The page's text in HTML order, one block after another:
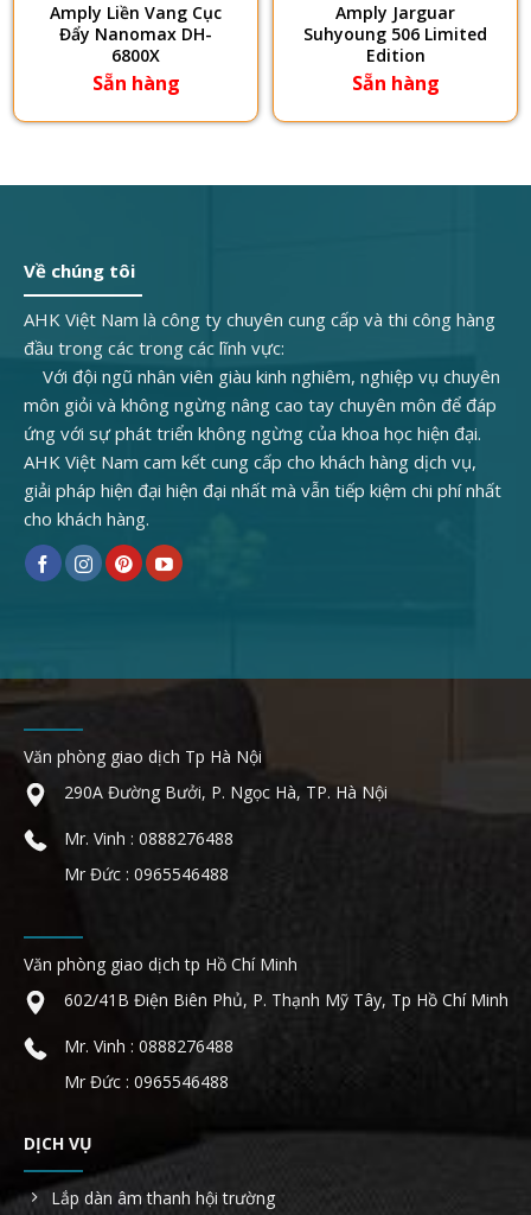
Amply Liền Vang Cục
Đẩy Nanomax DH-
6800X
Sẵn hàng
Amply Jarguar
Suhyoung 506 Limited
Edition
Sẵn hàng
Về chúng tôi
AHK Việt Nam là công ty chuyên cung cấp và thi công hàng
đầu trong các trong các lĩnh vực:
Với đội ngũ nhân viên giàu kinh nghiêm, nghiệp vụ chuyên
môn giỏi và không ngừng nâng cao tay chuyên môn để đáp
ứng với sự phát triển không ngừng của khoa học hiện đại.
AHK Việt Nam cam kết cung cấp cho khách hàng dịch vụ,
giải pháp hiện đại hiện đại nhất mà vẫn tiếp kiệm chi phí nhất
cho khách hàng.
Văn phòng giao dịch Tp Hà Nội
290A Đường Bưởi, P. Ngọc Hà, TP. Hà Nội
Mr. Vinh : 0888276488
Mr Đức : 0965546488
Văn phòng giao dịch tp Hồ Chí Minh
602/41B Điện Biên Phủ, P. Thạnh Mỹ Tây, Tp Hồ Chí Minh
Mr. Vinh : 0888276488
Mr Đức : 0965546488
DỊCH VỤ
Lắp dàn âm thanh hội trường